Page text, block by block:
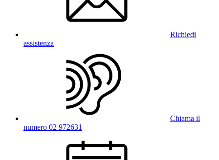
Richiedi
assistenza
Chiama il
numero 02 972631